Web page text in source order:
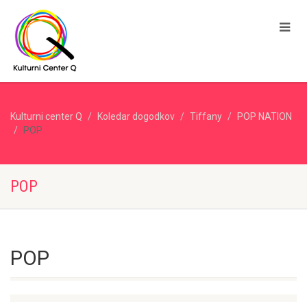
Kulturni center Q Koledar dogodkov Tiffany
POP NATION
POP
POP
POP